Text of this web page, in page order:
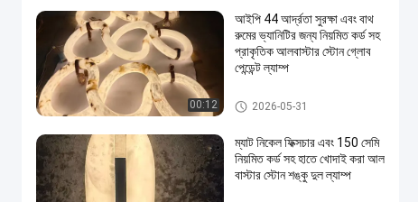
00:12
আইপি 44 আর্দ্রতা সুরক্ষা এবং বাথ
রুমের ভ্যানিটির জন্য নিয়মিত কর্ড সহ
প্রাকৃতিক আলবাস্টার স্টোন গ্লোব
পেন্ডেন্ট ল্যাম্প
দুল চ্যান্ডেলাইয়ার লাইট
2026-05-31
ম্যাট নিকেল ফিক্সচার এবং 150 সেমি
নিয়মিত কর্ড সহ হাতে খোদাই করা আল
বাস্টার স্টোন শঙ্কু দুল ল্যাম্প